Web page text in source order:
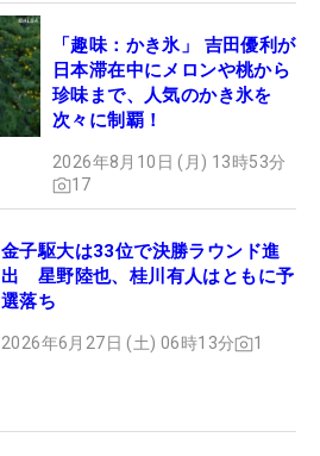
「趣味：かき氷」 吉田優利が
日本滞在中にメロンや桃から
珍味まで、人気のかき氷を
次々に制覇！
2026年8月10日 (月) 13時53分
17
金子駆大は33位で決勝ラウンド進
出 星野陸也、桂川有人はともに予
選落ち
2026年6月27日 (土) 06時13分 1